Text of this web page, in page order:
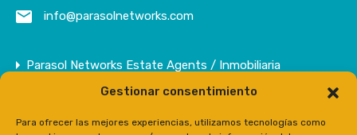
Gestionar consentimiento
Para ofrecer las mejores experiencias, utilizamos tecnologías como
info@parasolnetworks.com
Parasol Networks Estate Agents / Inmobiliaria
Inmuebles